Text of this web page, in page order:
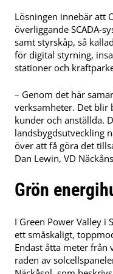
Lösningen innebär att
överliggande SCADA-
samt styrskåp, så
för digital styrning,
stationer och
– Genom det här
verksamheter. Det blir
kunder och anställda.
landsbygdsutveckling
över att få göra det
Dan Lewin, VD
Grön
I Green Power Valley i
ett småskaligt,
Endast åtta meter
raden av